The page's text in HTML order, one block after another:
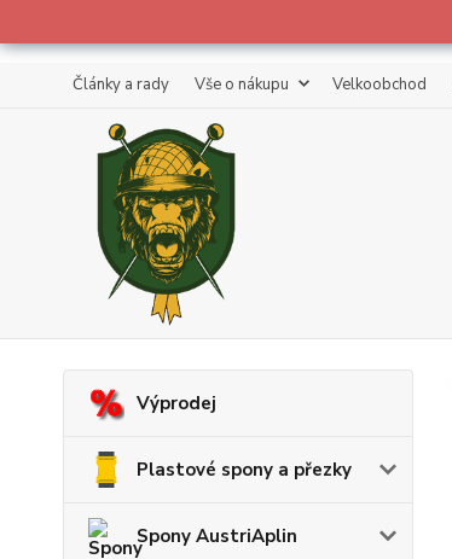
Články a rady Vše o nákupu Velkoobchod
Výprodej
Plastové spony a přezky
Spony AustriAplin